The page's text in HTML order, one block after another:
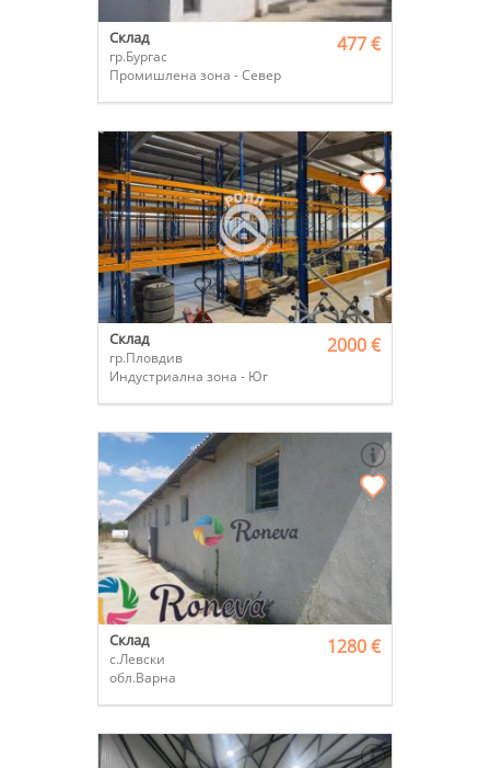
Склад
гр.Бургас
Промишлена зона - Север
477 €
Склад
гр.Пловдив
Индустриална зона - Юг
2000 €
Склад
с.Левски
обл.Варна
1280 €